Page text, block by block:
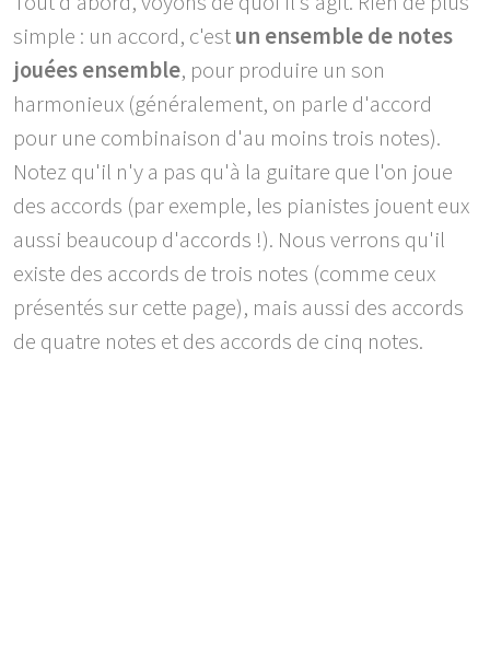
simple : un accord, c'estun ensemble de notes
jouées ensemble, pour produire un son
harmonieux (généralement, on parle d'accord
pour une combinaison d'au moins trois notes).
Notez qu'il n'y a pas qu'à la guitare que l'on joue
des accords (par exemple, les pianistes jouent eux
aussi beaucoup d'accords !). Nous verrons qu'il
existe des accords de trois notes (comme ceux
présentés sur cette page), mais aussi des accords
de quatre notes et des accords de cinq notes.